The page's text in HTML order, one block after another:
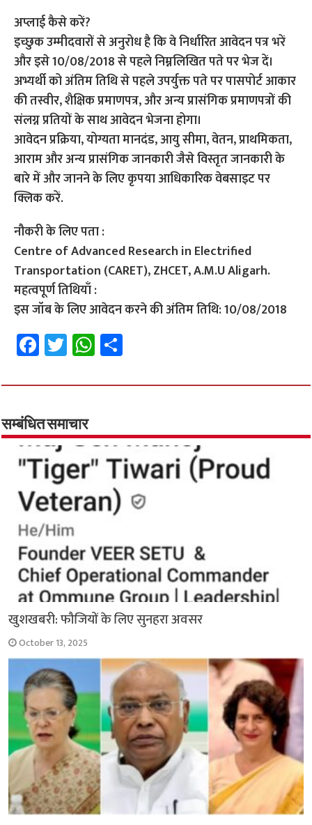
अप्लाई कैसे करें?
इच्छुक उम्मीदवारों से अनुरोध है कि वे निर्धारित आवेदन पत्र भरें
और इसे 10/08/2018 से पहले निम्नलिखित पते पर भेज दें।
अभ्यर्थी को अंतिम तिथि से पहले उपर्युक्त पते पर पासपोर्ट आकार
की तस्वीर, शैक्षिक प्रमाणपत्र, और अन्य प्रासंगिक प्रमाणपत्रों की
संलग्न प्रतियों के साथ आवेदन भेजना होगा।
आवेदन प्रक्रिया, योग्यता मानदंड, आयु सीमा, वेतन, प्राथमिकता,
आराम और अन्य प्रासंगिक जानकारी जैसे विस्तृत जानकारी के
बारे में और जानने के लिए कृपया आधिकारिक वेबसाइट पर
क्लिक करें.
नौकरी के लिए पता :
Centre of Advanced Research in Electrified
Transportation (CARET), ZHCET, A.M.U Aligarh.
महत्वपूर्ण तिथियाँ :
इस जॉब के लिए आवेदन करने की अंतिम तिथि: 10/08/2018
Fa
ce
b
o
o
k
T
wi
tt
er
W
h
at
p
p
ar
सम्बंधित समाचार
खुशखबरी: फौजियों के लिए सुनहरा अवसर
October 13, 2025